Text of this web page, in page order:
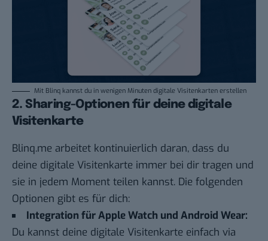
Mit Blinq kannst du in wenigen Minuten digitale Visitenkarten erstellen
2. Sharing-Optionen für deine digitale
Visitenkarte
Blinq.me arbeitet kontinuierlich daran, dass du
deine digitale Visitenkarte immer bei dir tragen und
sie in jedem Moment teilen kannst. Die folgenden
Optionen gibt es für dich:
Integration für Apple Watch und Android Wear:
Du kannst deine digitale Visitenkarte einfach via